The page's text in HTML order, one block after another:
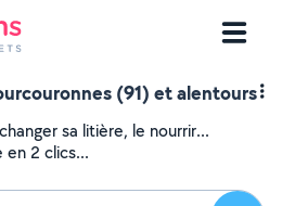
(91) et alentours
sa litière, le nourrir...
en 2 clics...